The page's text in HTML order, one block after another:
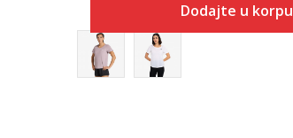
Dodajte u korpu